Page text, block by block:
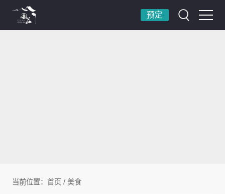
预定
当前位置： 首页 / 美食